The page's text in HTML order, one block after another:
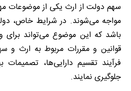
سهم دولت از ارث یکی از موضوعات
مواجه می‌شوند. در شرایط خاص،
باشد که این موضوع می‌تواند برای
قوانین و مقررات مربوط به ارث و
فرآیند تقسیم دارایی‌ها، تصمیمات
جلوگیری نمایند.